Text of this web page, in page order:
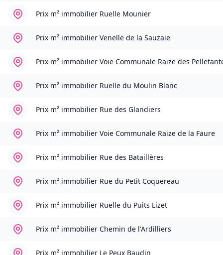
Prix m² immobilier Ruelle Mounier
Prix m² immobilier Venelle de la Sauzaie
Prix m² immobilier Voie Communale Raize des
Prix m² immobilier Ruelle du Moulin Blanc
Prix m² immobilier Rue des Glandiers
Prix m² immobilier Voie Communale Raize de la Faure
Prix m² immobilier Rue des Bataillères
Prix m² immobilier Rue du Petit Coquereau
Prix m² immobilier Ruelle du Puits Lizet
Prix m² immobilier Chemin de l'Ardilliers
Prix m² immobilier Le Peux Baudin